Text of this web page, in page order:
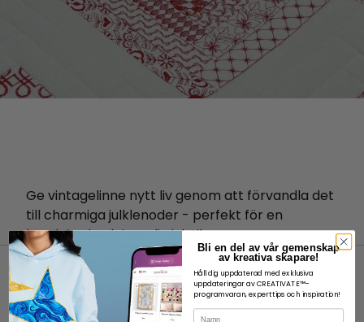
Ge vintagelinne nytt liv genom att förvandla det
till charmiga julklenoder - perfekt för en
handgjord och innerlig julstil.
Bli en del av vår gemenskap
av kreativa skapare!
Håll dig uppdaterad med exklusiva
uppdateringar av CREATIVATE™-
programvaran, experttips och inspiration!
Namn